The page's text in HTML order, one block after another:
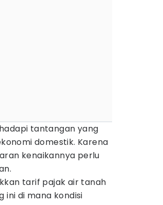
tantangan yang
domestik. Karena
kenaikannya perlu
tarif pajak air tanah
ini di mana kondisi